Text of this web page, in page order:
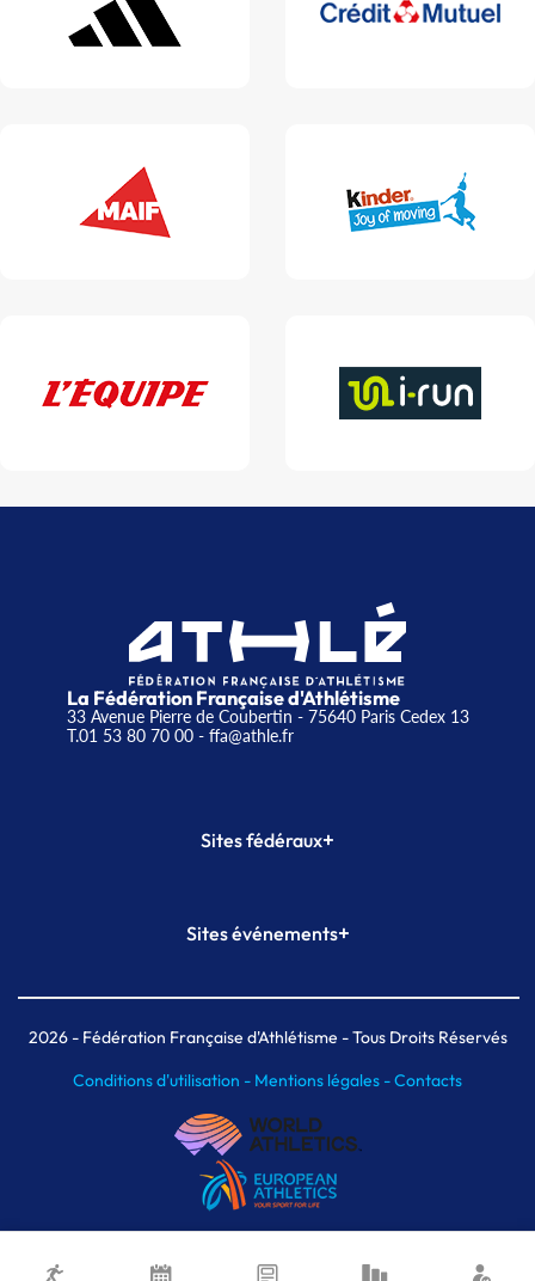
La Fédération Française d'Athlétisme
33 Avenue Pierre de Coubertin - 75640 Paris Cedex 13
T.01 53 80 70 00- ffa@athle.fr
Sites fédéraux+
Plateforme Formation
Sites événements+
Meeting de Paris indoor
MAIF Ekiden de Paris
2026- Fédération Française d'Athlétisme - Tous Droits Réservés
Conditions d'utilisation - Mentions légales -Contacts